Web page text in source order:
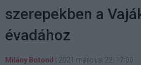
szerepekben a
évadához
Milány Botond 2021 március 22. 17:00